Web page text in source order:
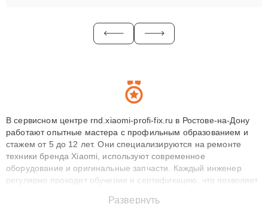
В сервисном центре rnd.xiaomi-profi-fix.ru в Ростове-на-Дону
работают опытные мастера с профильным образованием и
стажем от 5 до 12 лет. Они специализируются на ремонте
техники бренда Xiaomi, используют современное
оборудование и оригинальные запчасти. Каждый инженер
регулярно проходит обучение и сертификацию, что позволяет
Развернуть